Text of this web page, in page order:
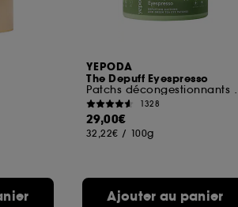
YEPODA
The Depuff Eyespresso
Patchs
1328
29,00€
32,22€ / 100g
Ajouter au panier